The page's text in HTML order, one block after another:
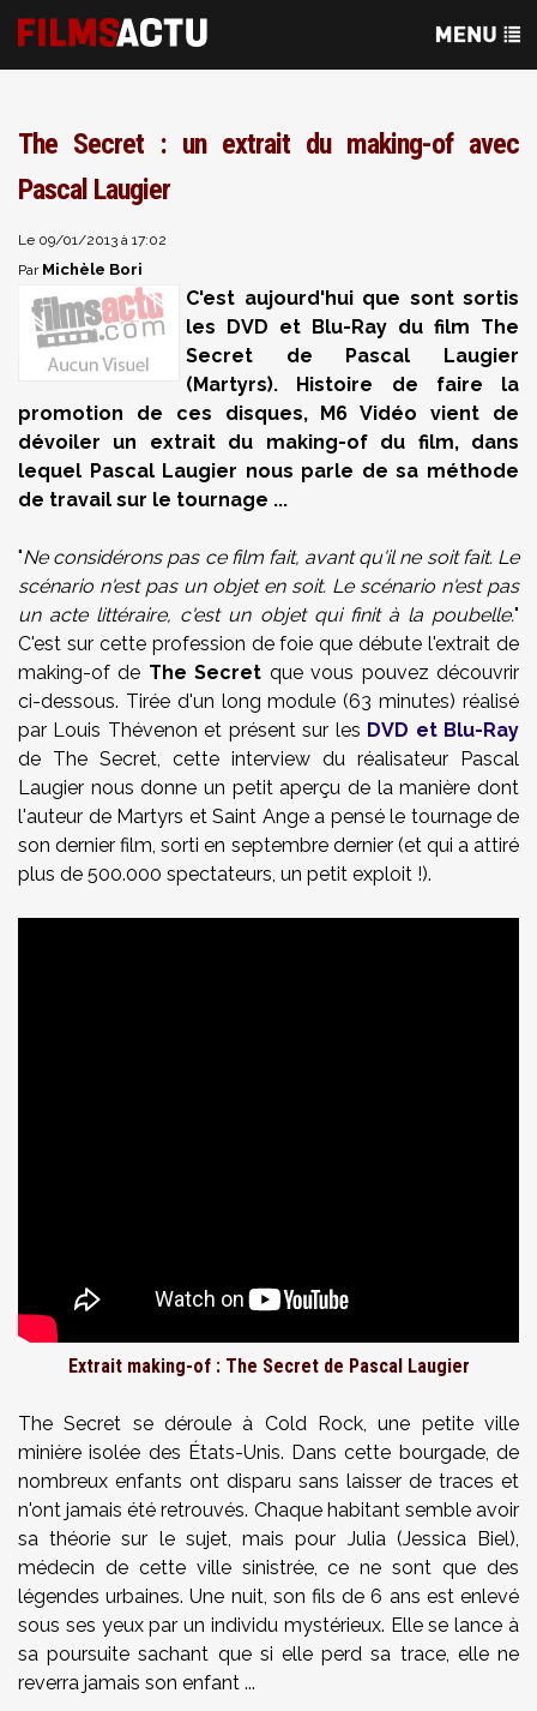
The Secret : un extrait du making-of avec
Pascal Laugier
Le 09/01/2013 à 17:02
Par Michèle Bori
C'est aujourd'hui que sont sortis
les DVD et Blu-Ray du film The
Secret de Pascal Laugier
(Martyrs). Histoire de faire la
promotion de ces disques, M6 Vidéo vient de
dévoiler un extrait du making-of du film, dans
lequel Pascal Laugier nous parle de sa méthode
de travail sur le tournage ...
"Ne considérons pas ce film fait, avant qu'il ne soit fait. Le
scénario n'est pas un objet en soit. Le scénario n'est pas
un acte littéraire, c'est un objet qui finit à la poubelle."
C'est sur cette profession de foie que débute l'extrait de
making-of de The Secret que vous pouvez découvrir
ci-dessous. Tirée d'un long module (63 minutes) réalisé
par Louis Thévenon et présent sur les DVD et Blu-Ray
de The Secret, cette interview du réalisateur Pascal
Laugier nous donne un petit aperçu de la manière dont
l'auteur de Martyrs et Saint Ange a pensé le tournage de
son dernier film, sorti en septembre dernier (et qui a attiré
plus de 500.000 spectateurs, un petit exploit !).
Extrait making-of : The Secret de Pascal Laugier
The Secret se déroule à Cold Rock, une petite ville
minière isolée des États-Unis. Dans cette bourgade, de
nombreux enfants ont disparu sans laisser de traces et
n'ont jamais été retrouvés. Chaque habitant semble avoir
sa théorie sur le sujet, mais pour Julia (Jessica Biel),
médecin de cette ville sinistrée, ce ne sont que des
légendes urbaines. Une nuit, son fils de 6 ans est enlevé
sous ses yeux par un individu mystérieux. Elle se lance à
sa poursuite sachant que si elle perd sa trace, elle ne
reverra jamais son enfant ...